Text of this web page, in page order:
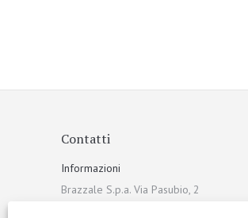
Contatti
Informazioni
Brazzale S.p.a. Via Pasubio, 2